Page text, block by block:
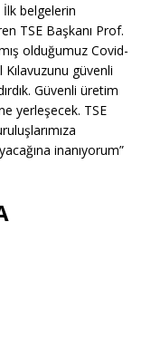
belgelerin
TSE Başkanı Prof.
olduğumuz Covid-
güvenli
Güvenli üretim
yerleşecek. TSE
inanıyorum”